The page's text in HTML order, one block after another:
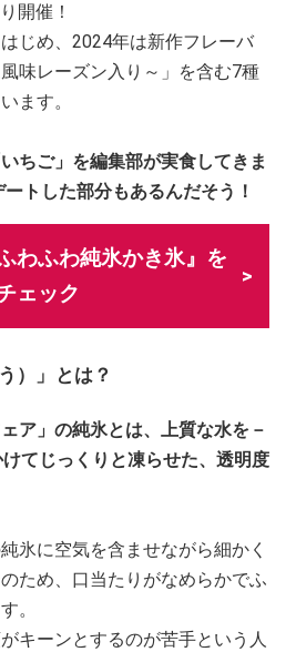
開催！
じめ、2024年は新作フレーバ
味レーズン入り～」を含む7種
ます。
ちご」を編集部が実食してきま
トした部分もあるんだそう！
わふわ純氷かき氷』を
ェック
）」とは？
ア」の純氷とは、上質な水を－
てじっくりと凍らせた、透明度
氷に空気を含ませながら細かく
ため、口当たりがなめらかでふ
。
キーンとするのが苦手という人